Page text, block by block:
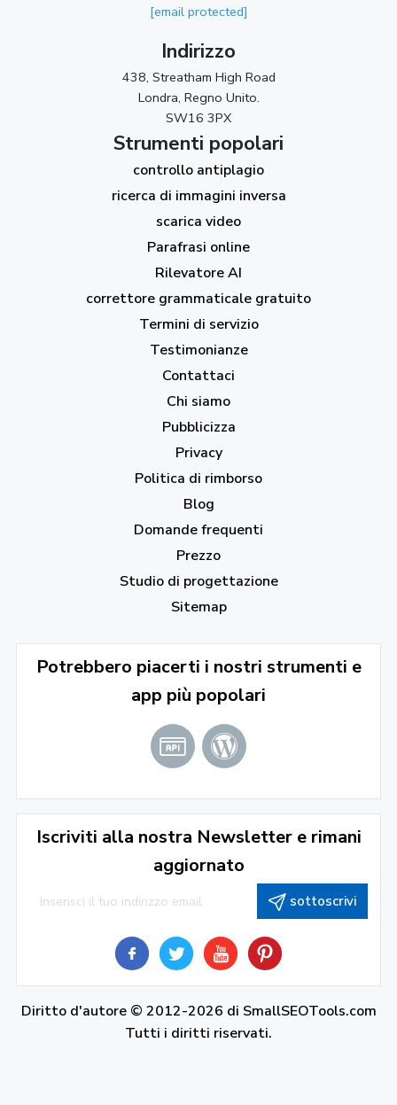
[email protected]
Indirizzo
438, Streatham High Road
Londra, Regno Unito.
SW16 3PX
Strumenti popolari
controllo antiplagio
ricerca di immagini inversa
scarica video
Parafrasi online
Rilevatore AI
correttore grammaticale gratuito
Termini di servizio
Testimonianze
Contattaci
Chi siamo
Pubblicizza
Privacy
Politica di rimborso
Blog
Domande frequenti
Prezzo
Studio di progettazione
Sitemap
Potrebbero piacerti i nostri strumenti e
app più popolari
Iscriviti alla nostra Newsletter e rimani
aggiornato
sottoscrivi
Diritto d'autore © 2012-2026 di SmallSEOTools.com
Tutti i diritti riservati.